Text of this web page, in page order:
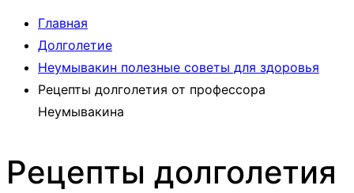
Главная
Долголетие
Неумывакин полезные советы для здоровья
Рецепты долголетия от профессора
Неумывакина
Рецепты долголетия